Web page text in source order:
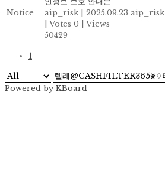
Notice
aip_risk
2025.09.23
Votes 0
Views
50429
aip_risk
1
Powered by KBoard